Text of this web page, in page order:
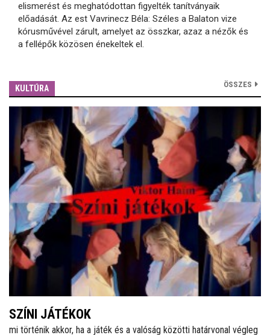
elismerést és meghatódottan figyelték tanítványaik
előadását. Az est Vavrinecz Béla: Széles a Balaton vize
kórusművével zárult, amelyet az összkar, azaz a nézők és
a fellépők közösen énekeltek el.
KULTÚRA ÖSSZES
SZÍNI JÁTÉKOK
mi történik akkor, ha a játék és a valóság közötti határvonal végleg